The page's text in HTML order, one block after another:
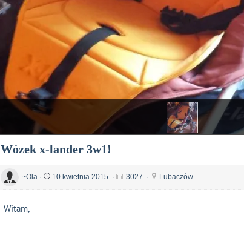
Wózek x-lander 3w1!
~Ola · 10 kwietnia 2015 · 3027 · Lubaczów
Witam,